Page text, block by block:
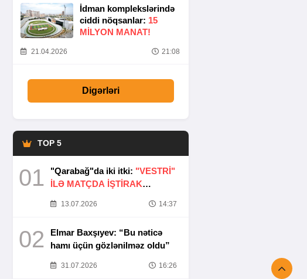
İdman komplekslərində
ciddi nöqsanlar: 15
MILYON MANAT!
21.04.2026 21:08
Digərləri
TOP 5
01 "Qarabağ"da iki itki: "VESTRİ"
İLƏ MATÇDA İŞTİRAK
13.07.2026 14:37
02
Elmar Baxşıyev: “Bu nəticə
hamı üçün gözlənilməz oldu”
31.07.2026 16:26